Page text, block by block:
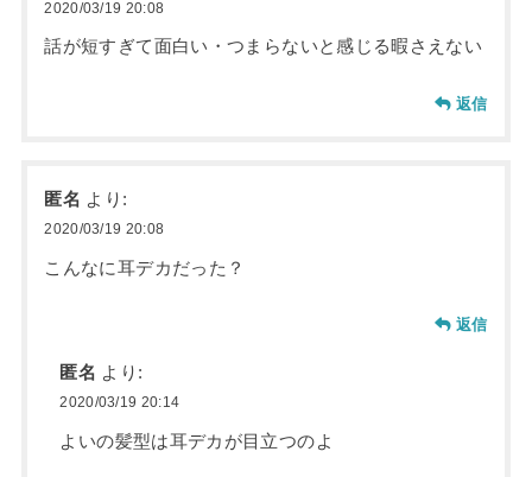
2020/03/19 20:08
話が短すぎて面白い・つまらないと感じる暇さえない
返信
匿名 より:
2020/03/19 20:08
こんなに耳デカだった？
返信
匿名 より:
2020/03/19 20:14
よいの髪型は耳デカが目立つのよ